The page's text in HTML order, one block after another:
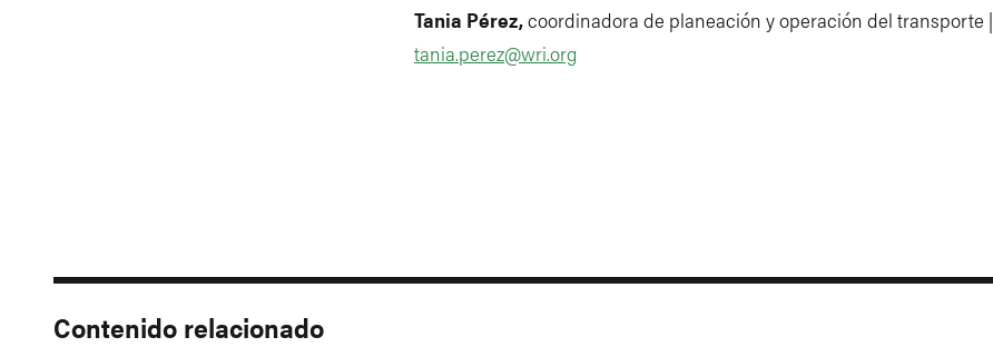
Tania Pérez,coordinadora de planeación y operación del transporte |
tania.perez@wri.org
Contenido relacionado